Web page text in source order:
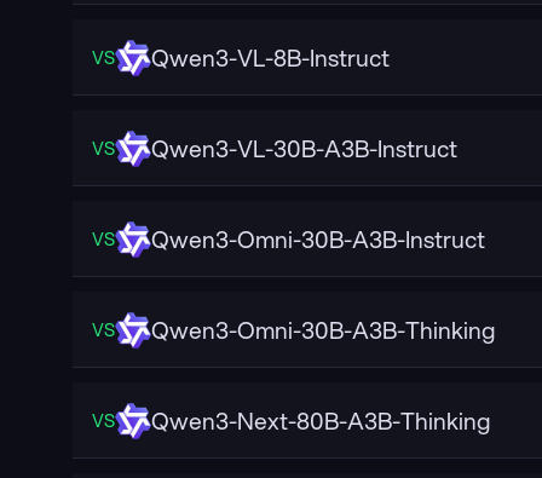
VS Qwen3-VL-8B-Instruct
VS Qwen3-VL-30B-A3B-Instruct
VS Qwen3-Omni-30B-A3B-Instruct
VS Qwen3-Omni-30B-A3B-Thinking
VS Qwen3-Next-80B-A3B-Thinking